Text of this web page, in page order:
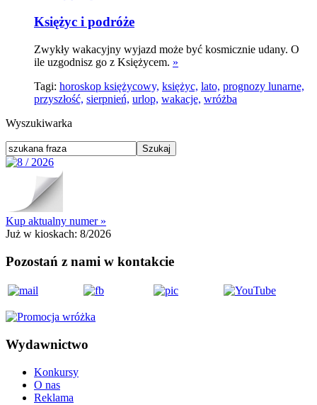
Księżyc i podróże
Zwykły wakacyjny wyjazd może być kosmicznie udany. O
ile uzgodnisz go z Księżycem. »
Tagi: horoskop księżycowy, księżyc, lato, prognozy lunarne,
przyszłość, sierpnień, urlop, wakacje, wróżba
Wyszukiwarka
Kup aktualny numer »
Już w kioskach: 8/2026
Pozostań z nami w kontakcie
Wydawnictwo
Konkursy
O nas
Reklama